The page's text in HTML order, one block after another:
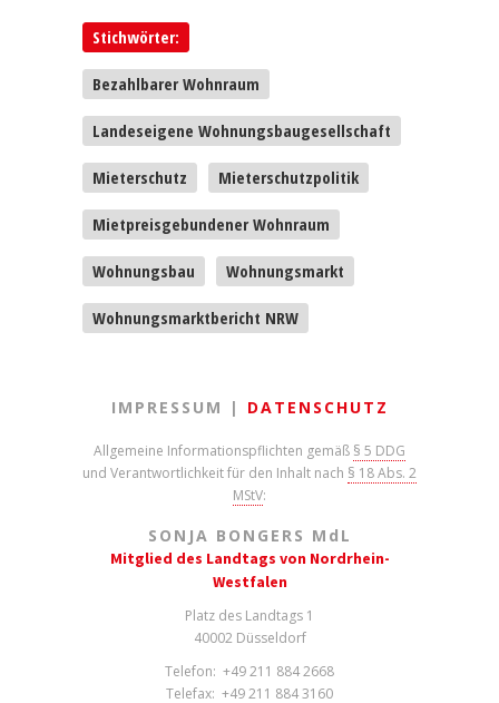
Stichwörter:
Bezahlbarer Wohnraum
Landeseigene Wohnungsbaugesellschaft
Mieterschutz Mieterschutzpolitik
Mietpreisgebundener Wohnraum
Wohnungsbau Wohnungsmarkt
Wohnungsmarktbericht NRW
IMPRESSUM | DATENSCHUTZ
Allgemeine Informationspflichten gemäß § 5 DDG
und Verantwortlichkeit für den Inhalt nach § 18 Abs. 2
MStV:
SONJA BONGERS M d L
Mitglied des Landtags von Nordrhein-
Westfalen
Platz des Landtags 1
40002 Düsseldorf
Telefon: +49 211 884 2668
Telefax: +49 211 884 3160